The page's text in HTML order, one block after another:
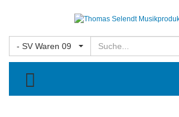
- SV Waren 09
TOGGLE MENU